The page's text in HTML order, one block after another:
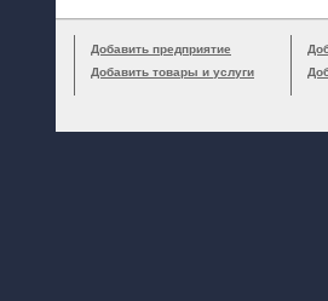
Добавить предприятие
Добавить товары и услуги